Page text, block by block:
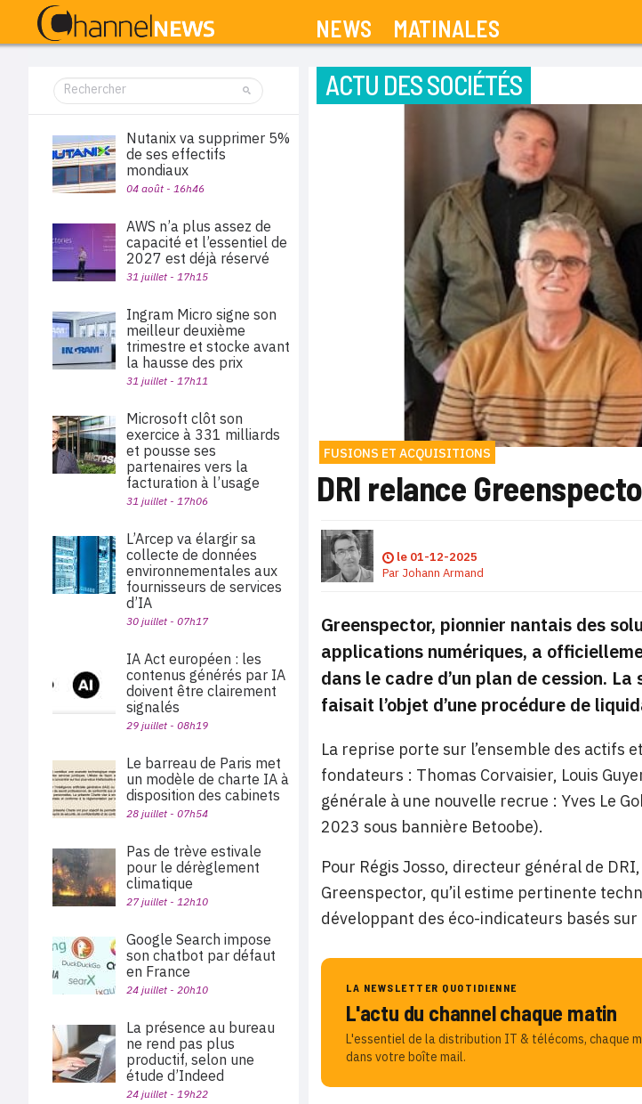
NEWS MATINALES
ACTU DES SOCIÉTÉS
FUSIONS ET ACQUISITIONS
DRI relance
le 01-12-2025
Par Johann Armand
Greenspector, pionnier nantais des
applications numériques, a
dans le cadre d’un plan de cession.
faisait l’objet d’une procédure de
La reprise porte sur l’ensemble des actifs
fondateurs : Thomas Corvaisier, Louis
générale à une nouvelle recrue : Yves Le
2023 sous bannière Betoobe).
Pour Régis Josso, directeur général de
Greenspector, qu’il estime pertinente
développant des éco-indicateurs basés
LA NEWSLETTER QUOTIDIENNE
L'actu du channel chaque matin
L'essentiel de la distribution IT & télécoms, chaque
dans votre boîte mail.
Nutanix va supprimer 5%
de ses effectifs
mondiaux
04 août - 16h46
AWS n’a plus assez de
capacité et l’essentiel de
2027 est déjà réservé
31 juillet - 17h15
Ingram Micro signe son
meilleur deuxième
trimestre et stocke avant
la hausse des prix
31 juillet - 17h11
Microsoft clôt son
exercice à 331 milliards
et pousse ses
partenaires vers la
facturation à l’usage
31 juillet - 17h06
L’Arcep va élargir sa
collecte de données
environnementales aux
fournisseurs de services
d’IA
30 juillet - 07h17
IA Act européen : les
contenus générés par IA
doivent être clairement
signalés
29 juillet - 08h19
Le barreau de Paris met
un modèle de charte IA à
disposition des cabinets
28 juillet - 07h54
Pas de trève estivale
pour le dérèglement
climatique
27 juillet - 12h10
Google Search impose
son chatbot par défaut
en France
24 juillet - 20h10
La présence au bureau
ne rend pas plus
productif, selon une
étude d’Indeed
24 juillet - 19h22